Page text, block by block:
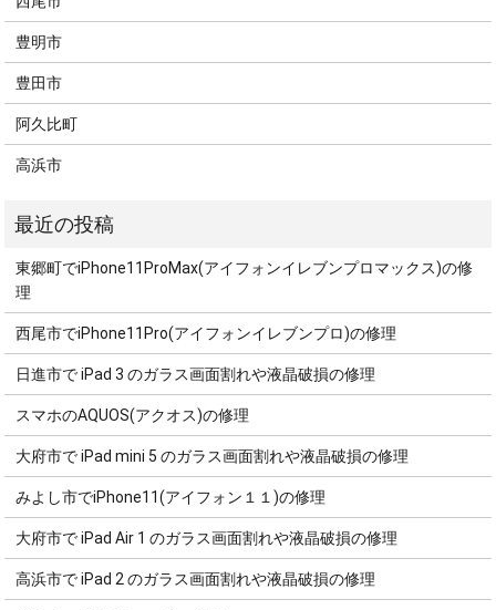
豊明市
豊田市
阿久比町
高浜市
東郷町でiPhone11ProMax(アイフォンイレブンプロマックス)の修
理
西尾市でiPhone11Pro(アイフォンイレブンプロ)の修理
日進市で iPad 3 のガラス画面割れや液晶破損の修理
スマホのAQUOS(アクオス)の修理
大府市で iPad mini 5 のガラス画面割れや液晶破損の修理
みよし市でiPhone11(アイフォン１１)の修理
大府市で iPad Air 1 のガラス画面割れや液晶破損の修理
高浜市で iPad 2 のガラス画面割れや液晶破損の修理